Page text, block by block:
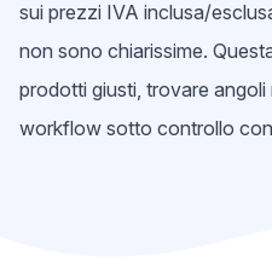
sui prezzi IVA inclusa/
non sono chiarissime.
prodotti giusti, trovare angoli
workflow sotto controllo